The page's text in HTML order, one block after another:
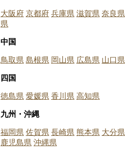
大阪府 京都府 兵庫県 滋賀県 奈良県
県
中国
鳥取県 島根県 岡山県 広島県 山口県
四国
徳島県 愛媛県 香川県 高知県
九州・沖縄
福岡県 佐賀県 長崎県 熊本県 大分県
鹿児島県 沖縄県